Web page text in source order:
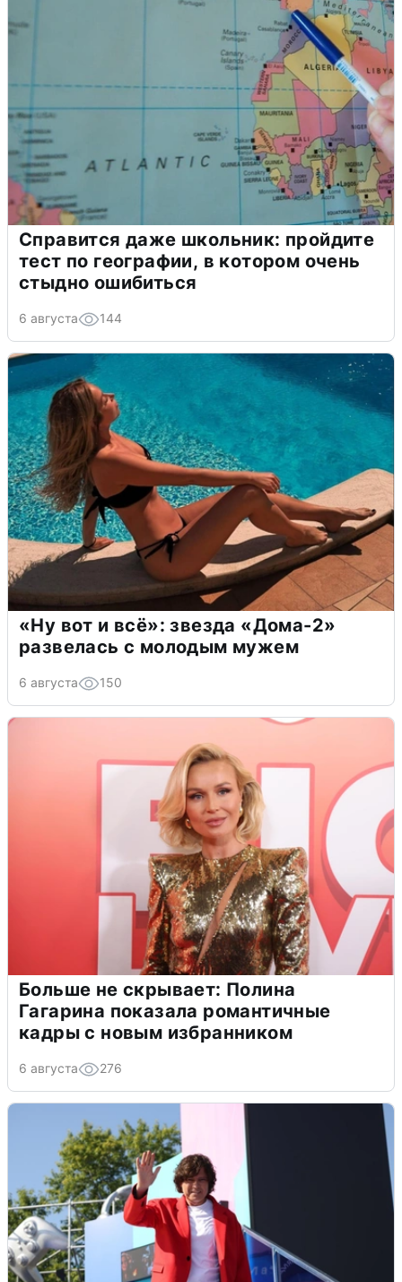
Справится даже школьник: пройдите
тест по географии, в котором очень
стыдно ошибиться
6 августа 144
«Ну вот и всё»: звезда «Дома-2»
развелась с молодым мужем
6 августа 150
Больше не скрывает: Полина
Гагарина показала романтичные
кадры с новым избранником
6 августа 276